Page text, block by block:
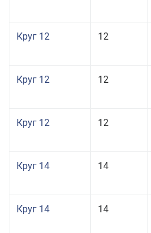
Круг 12 12
Круг 12 12
Круг 12 12
Круг 14 14
Круг 14 14